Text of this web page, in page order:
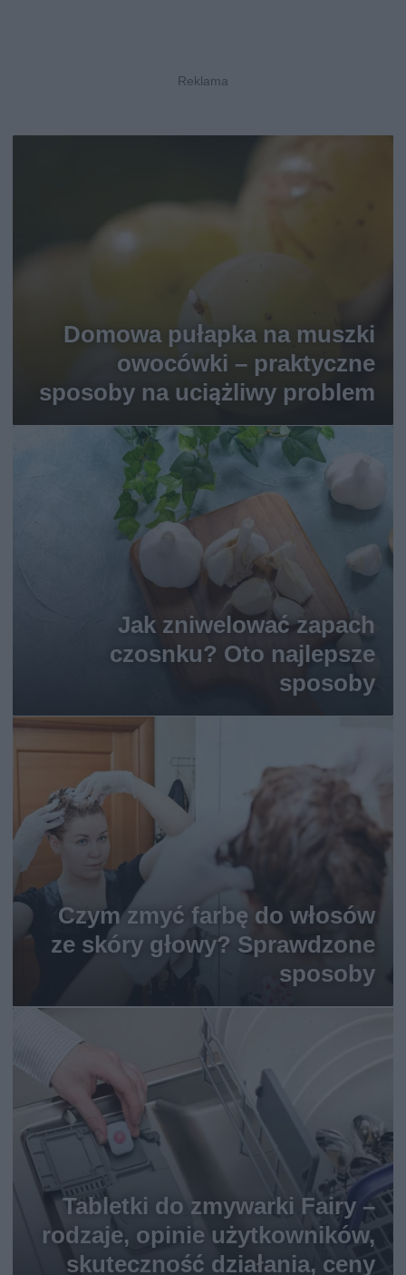
Domowa pułapka na muszki
owocówki – praktyczne
sposoby na uciążliwy problem
Jak zniwelować zapach
czosnku? Oto najlepsze
sposoby
Czym zmyć farbę do włosów
ze skóry głowy? Sprawdzone
sposoby
Tabletki do zmywarki Fairy –
rodzaje, opinie użytkowników,
skuteczność działania, ceny